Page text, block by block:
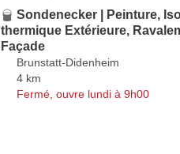
Sondenecker | Peinture,
thermique Extérieure,
Façade
Brunstatt-Didenheim
4 km
Fermé, ouvre lundi à 9h00